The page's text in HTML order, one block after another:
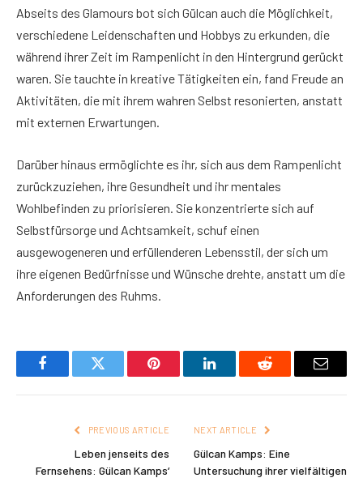
Abseits des Glamours bot sich Gülcan auch die Möglichkeit,
verschiedene Leidenschaften und Hobbys zu erkunden, die
während ihrer Zeit im Rampenlicht in den Hintergrund gerückt
waren. Sie tauchte in kreative Tätigkeiten ein, fand Freude an
Aktivitäten, die mit ihrem wahren Selbst resonierten, anstatt
mit externen Erwartungen.
Darüber hinaus ermöglichte es ihr, sich aus dem Rampenlicht
zurückzuziehen, ihre Gesundheit und ihr mentales
Wohlbefinden zu priorisieren. Sie konzentrierte sich auf
Selbstfürsorge und Achtsamkeit, schuf einen
ausgewogeneren und erfüllenderen Lebensstil, der sich um
ihre eigenen Bedürfnisse und Wünsche drehte, anstatt um die
Anforderungen des Ruhms.
FacebookTwitter Pinterest LinkedInReddit Email
PREVIOUS ARTICLE
Leben jenseits des
Fernsehens: Gülcan Kamps‘
NEXT ARTICLE
Gülcan Kamps: Eine
Untersuchung ihrer vielfältigen